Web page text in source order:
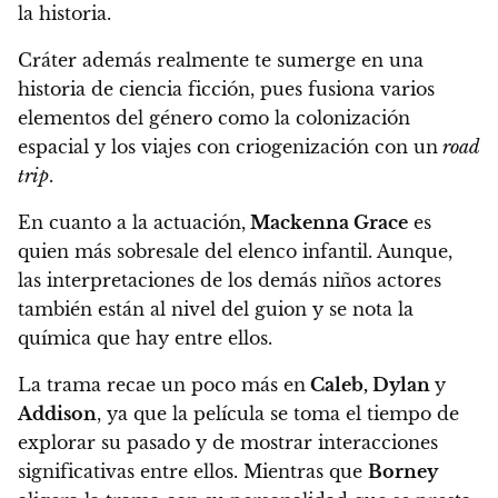
la historia.
Cráter además realmente te sumerge en una
historia de ciencia ficción, pues fusiona varios
elementos del género como la colonización
espacial y los viajes con criogenización con un road
trip.
En cuanto a la actuación, Mackenna Grace es
quien más sobresale del elenco infantil. Aunque,
las interpretaciones de los demás niños actores
también están al nivel del guion y se nota la
química que hay entre ellos.
La trama recae un poco más en Caleb, Dylan y
Addison, ya que la película se toma el tiempo de
explorar su pasado y de mostrar interacciones
significativas entre ellos. Mientras que Borney